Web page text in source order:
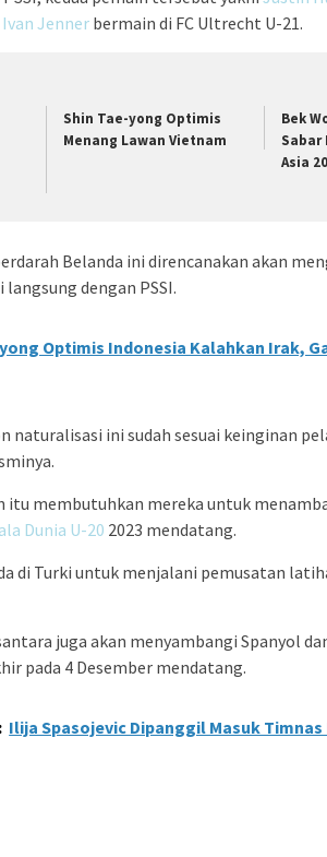
Ivan Jenner bermain di FC Ultrecht U-21.
Shin Tae-yong Optimis
Menang Lawan Vietnam
Bek
Sabar
Asia
Belanda ini direncanakan akan
dengan PSSI.
Optimis Indonesia Kalahkan Irak,
naturalisasi ini sudah sesuai keinginan
itu membutuhkan mereka untuk
Dunia U-20 2023 mendatang.
di Turki untuk menjalani pemusatan
juga akan menyambangi Spanyol
pada 4 Desember mendatang.
Ilija Spasojevic Dipanggil Masuk